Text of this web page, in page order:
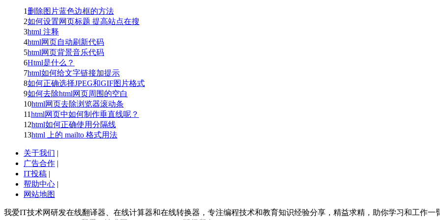
1删除图片蓝色边框的方法
2如何设置网页标题 提高站点在搜
3html 注释
4html网页自动刷新代码
5html网页背景音乐代码
6Html是什么？
7html如何给文字链接加提示
8如何正确选择JPEG和GIF图片格式
9如何去除html网页周围的空白
10html网页去除浏览器滚动条
11html网页中如何制作垂直线呢？
12html如何正确使用分隔线
13html 上的 mailto 格式用法
关于我们 |
广告合作 |
IT投稿 |
帮助中心 |
网站地图
我爱IT技术网研发在线翻译器、在线计算器和在线转换器，专注编程技术和教育知识经验分享，精益求精，助你学习和工作一